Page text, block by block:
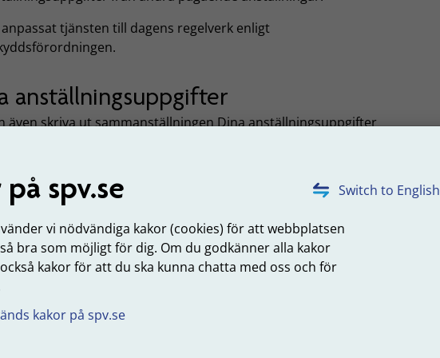
Switch to English
spv.se
vi nödvändiga kakor (cookies) för att webbplatsen
bra som möjligt för dig. Om du godkänner alla kakor
kakor för att du ska kunna chatta med oss och för
kakor på spv.se
tjänsten till dagens regelverk enligt
anställningsuppgifter
även skriva ut sammanställningen Dina anställningsuppgifter
för
förmånsbestämd ålderspension
i sammanställningen bör inte användas för att räkna ut
som ska tilldelas utmärkelsen NOR (Nit och redlighet i
eller för turordningsregler. Uppgifterna i
innehåller bara de anställningsuppgifter som är
förförmånsbestämd ålderspension